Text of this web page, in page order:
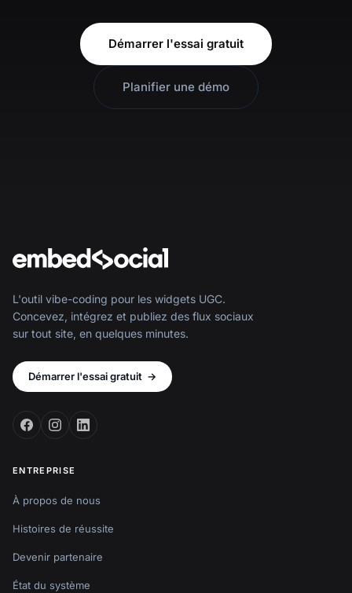
Démarrer l'essai gratuit
Planifier une démo
L'outil vibe-coding pour les widgets UGC.
Concevez, intégrez et publiez des flux sociaux
sur tout site, en quelques minutes.
Démarrer l'essai gratuit →
ENTREPRISE
À propos de nous
Histoires de réussite
Devenir partenaire
État du système